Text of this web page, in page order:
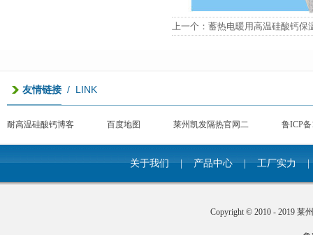
上一个 ： 蓄热电暖用高温硅酸钙保
友情链接 / LINK
耐高温硅酸钙博客 百度地图 莱州凯发隔热官网二 鲁ICP备
关于我们 | 产品中心 | 工厂实力 |
Copyright © 2010 - 2019 莱